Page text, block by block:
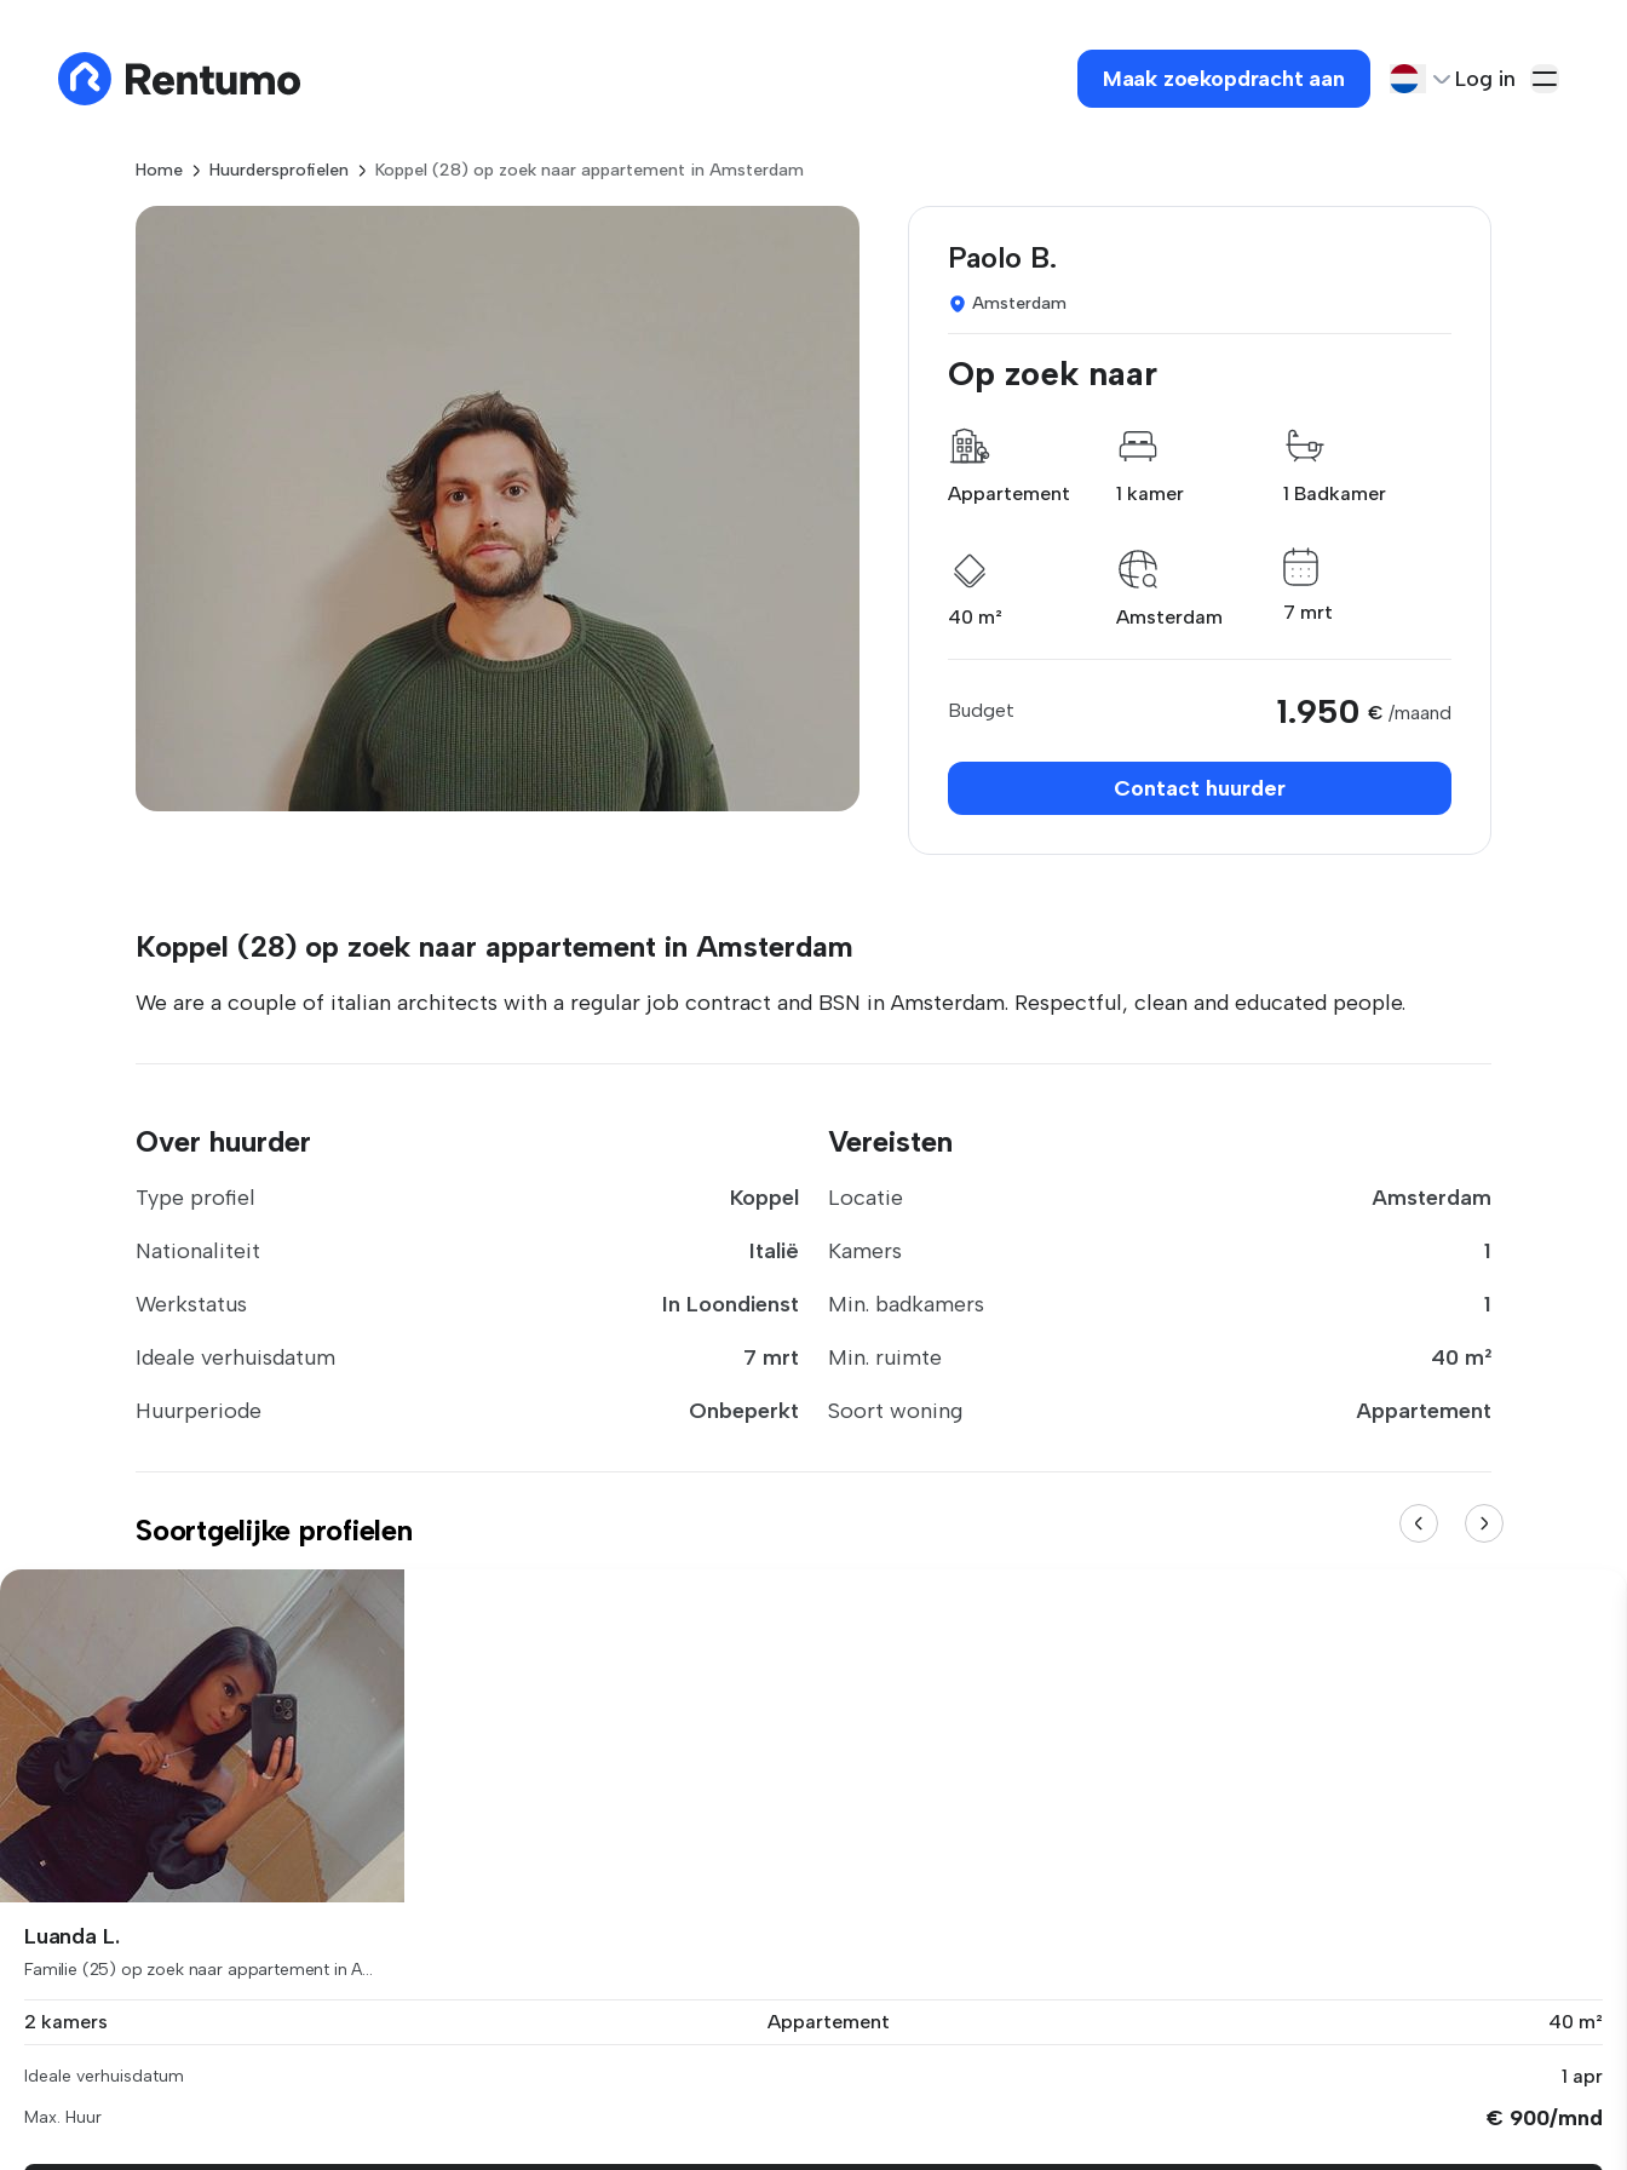
Maak zoekopdracht aan Log in
Home Huurdersprofielen Koppel (28) op zoek naar appartement in Amsterdam
Paolo B.
Amsterdam
Op zoek naar
Appartement 1 kamer 1 Badkamer
40 m² Amsterdam 7 mrt
Budget 1.950 € /maand
Contact huurder
Koppel (28) op zoek naar appartement in Amsterdam
We are a couple of italian architects with a regular job contract and BSN in Amsterdam. Respectful, clean and educated people.
Over huurder
Type profiel
Koppel
Nationaliteit
Italië
Werkstatus
In Loondienst
Ideale verhuisdatum
7 mrt
Huurperiode
Onbeperkt
Vereisten
Locatie
Amsterdam
Kamers
1
Min. badkamers
1
Min. ruimte
40 m²
Soort woning
Appartement
Soortgelijke profielen
Luanda L.
Familie (25) op zoek naar appartement in A...
2 kamers Appartement 40 m²
Ideale verhuisdatum 1 apr
Max. Huur € 900/mnd